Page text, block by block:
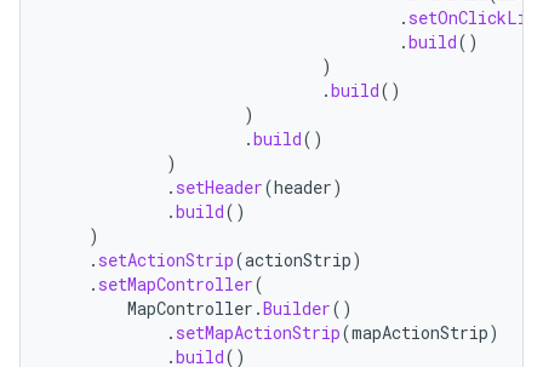
.
.build()
)
.build()
)
.build()
)
. setHeader(header)
.build()
)
. setActionStrip(actionStrip)
. setMapController(
MapController .Builder()
. setMapActionStrip(mapActionStrip)
.build()